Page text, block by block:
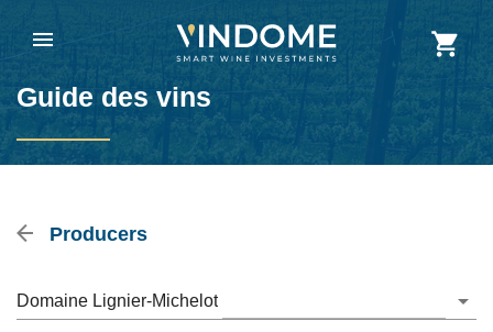
Guide des vins
Producers
Domaine Lignier-Michelot